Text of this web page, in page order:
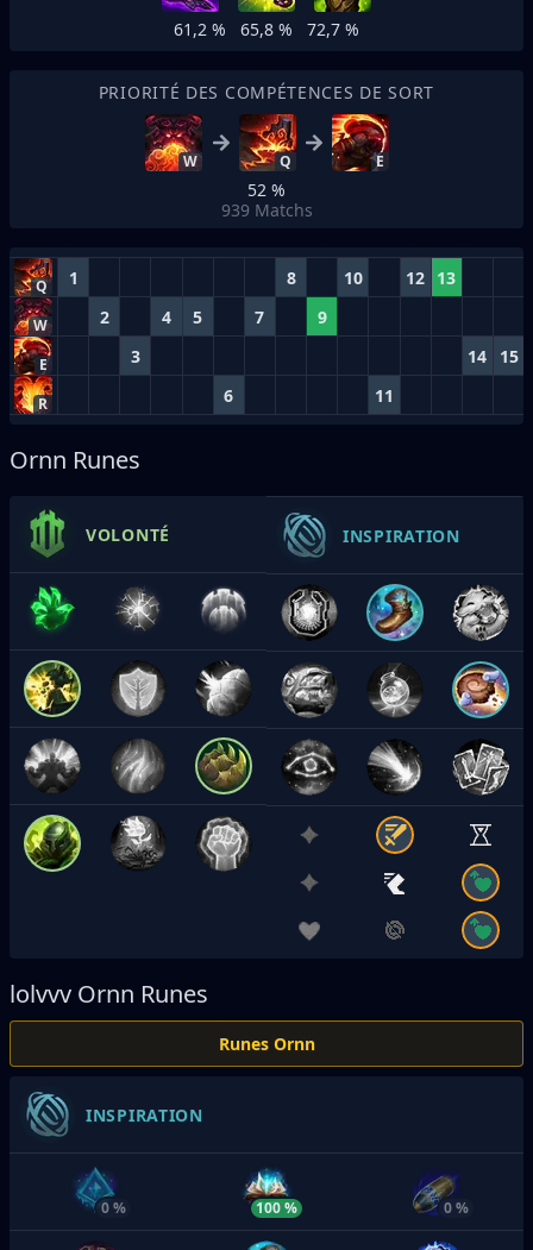
61,2 % 65,8 % 72,7 %
PRIORITÉ DES COMPÉTENCES DE SORT
W Q E
52 %
939 Matchs
Q 1 8 10 12 13
W 2 4 5 7 9
E 3 14 15
R 6 11
Ornn Runes
VOLONTÉ INSPIRATION
lolvvv Ornn Runes
Runes Ornn
INSPIRATION
0 % 100 % 0 %